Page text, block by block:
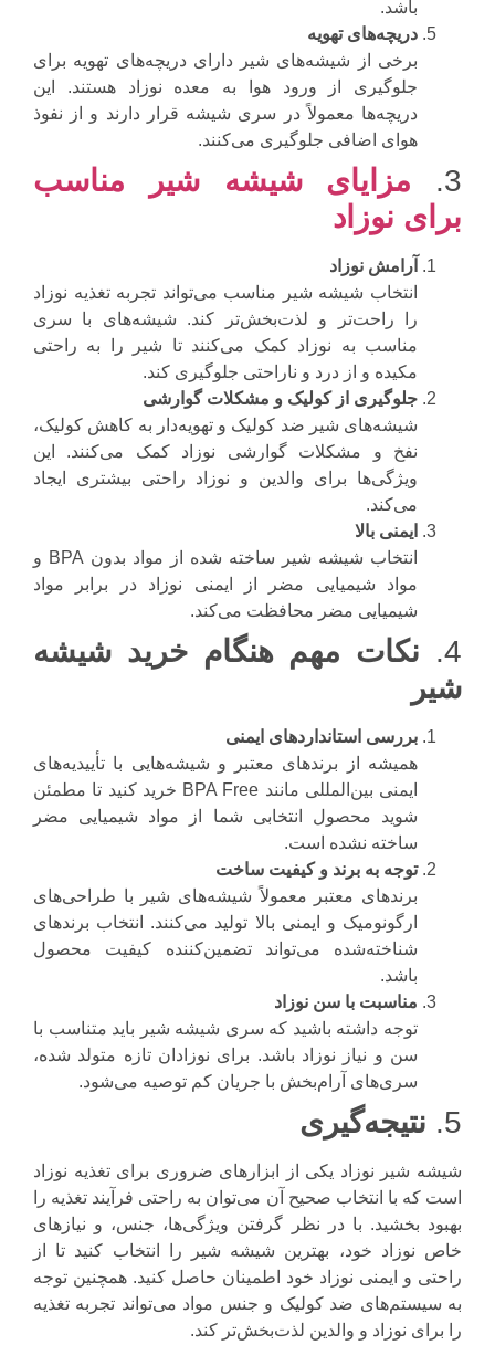
باشد.
دریچه‌های تهویه
برخی از شیشه‌های شیر دارای دریچه‌های تهویه برای
جلوگیری از ورود هوا به معده نوزاد هستند. این
دریچه‌ها معمولاً در سری شیشه قرار دارند و از نفوذ
هوای اضافی جلوگیری می‌کنند.
3.
مزایای شیشه شیر مناسب
برای نوزاد
آرامش نوزاد
انتخاب شیشه شیر مناسب می‌تواند تجربه تغذیه نوزاد
را راحت‌تر و لذت‌بخش‌تر کند. شیشه‌های با سری
مناسب به نوزاد کمک می‌کنند تا شیر را به راحتی
مکیده و از درد و ناراحتی جلوگیری کند.
جلوگیری از کولیک و مشکلات گوارشی
شیشه‌های شیر ضد کولیک و تهویه‌دار به کاهش کولیک،
نفخ و مشکلات گوارشی نوزاد کمک می‌کنند. این
ویژگی‌ها برای والدین و نوزاد راحتی بیشتری ایجاد
می‌کند.
ایمنی بالا
انتخاب شیشه شیر ساخته شده از مواد بدون BPA و
مواد شیمیایی مضر از ایمنی نوزاد در برابر مواد
شیمیایی مضر محافظت می‌کند.
4.
نکات مهم هنگام خرید شیشه
شیر
بررسی استانداردهای ایمنی
همیشه از برندهای معتبر و شیشه‌هایی با تأییدیه‌های
ایمنی بین‌المللی مانند BPA Free خرید کنید تا مطمئن
شوید محصول انتخابی شما از مواد شیمیایی مضر
ساخته نشده است.
توجه به برند و کیفیت ساخت
برندهای معتبر معمولاً شیشه‌های شیر با طراحی‌های
ارگونومیک و ایمنی بالا تولید می‌کنند. انتخاب برندهای
شناخته‌شده می‌تواند تضمین‌کننده کیفیت محصول
باشد.
مناسبت با سن نوزاد
توجه داشته باشید که سری شیشه شیر باید متناسب با
سن و نیاز نوزاد باشد. برای نوزادان تازه متولد شده،
سری‌های آرام‌بخش با جریان کم توصیه می‌شود.
5. نتیجه‌گیری
شیشه شیر نوزاد یکی از ابزارهای ضروری برای تغذیه نوزاد
است که با انتخاب صحیح آن می‌توان به راحتی فرآیند تغذیه را
بهبود بخشید. با در نظر گرفتن ویژگی‌ها، جنس، و نیازهای
خاص نوزاد خود، بهترین شیشه شیر را انتخاب کنید تا از
راحتی و ایمنی نوزاد خود اطمینان حاصل کنید. همچنین توجه
به سیستم‌های ضد کولیک و جنس مواد می‌تواند تجربه تغذیه
را برای نوزاد و والدین لذت‌بخش‌تر کند.